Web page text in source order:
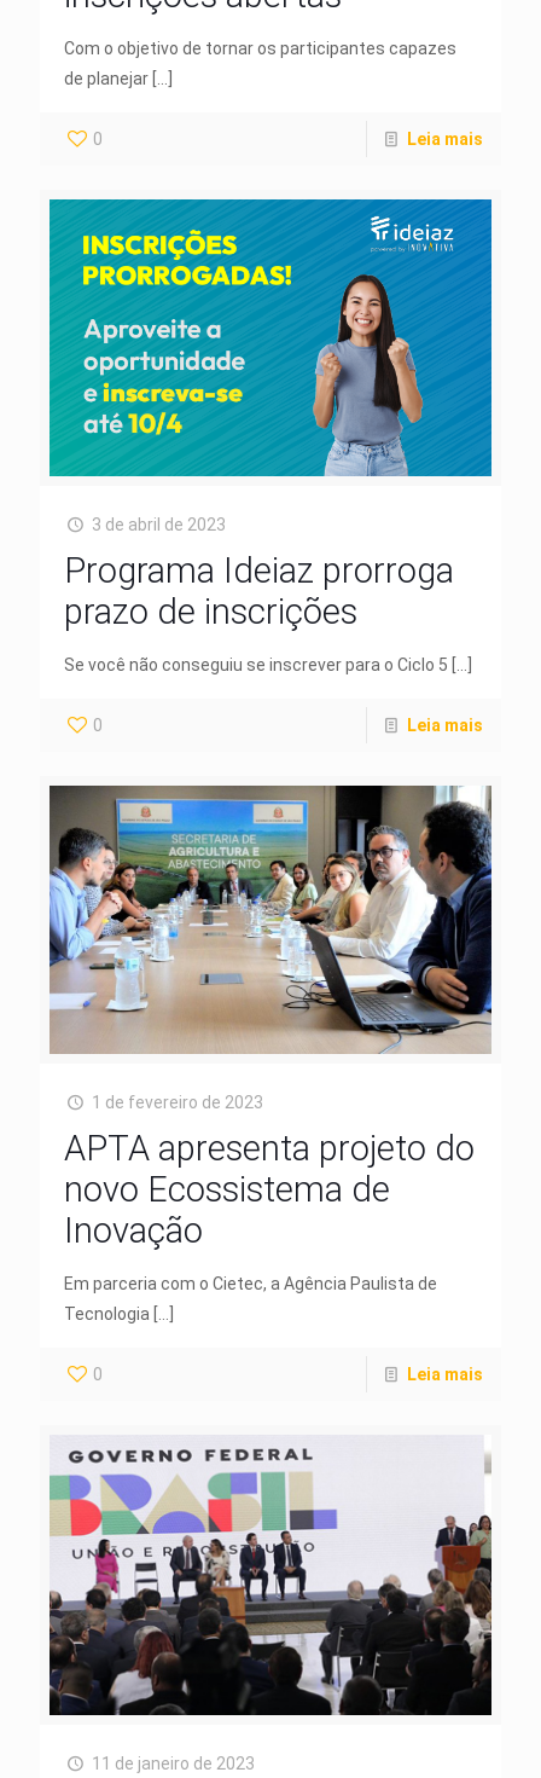
Com o objetivo de tornar os participantes capazes
de planejar […]
0 Leia mais
3 de abril de 2023
Programa Ideiaz prorroga
prazo de inscrições
Se você não conseguiu se inscrever para o Ciclo 5 […]
0 Leia mais
1 de fevereiro de 2023
APTA apresenta projeto do
novo Ecossistema de
Inovação
Em parceria com o Cietec, a Agência Paulista de
Tecnologia
0 Leia mais
11 de janeiro de 2023